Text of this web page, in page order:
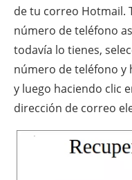
de tu correo Hotmail.
número de teléfono
todavía lo tienes,
número de teléfono y
y luego haciendo clic
dirección de correo